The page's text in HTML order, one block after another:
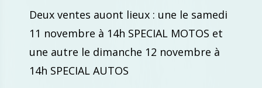
Deux ventes auont lieux : une le samedi
11 novembre à 14h SPECIAL MOTOS et
une autre le dimanche 12 novembre à
14h SPECIAL AUTOS